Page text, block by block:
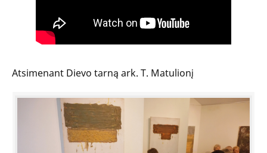
Atsimenant Dievo tarną ark. T. Matulionį